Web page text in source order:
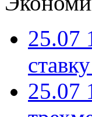
25.07
25.07